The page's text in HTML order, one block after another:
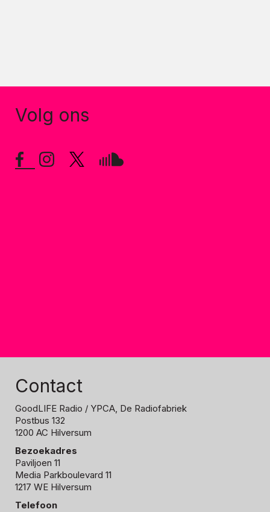
Volg ons
Contact
GoodLIFE Radio / YPCA, De Radiofabriek
Postbus 132
1200 AC Hilversum
Bezoekadres
Paviljoen 11
Media Parkboulevard 11
1217 WE Hilversum
Telefoon